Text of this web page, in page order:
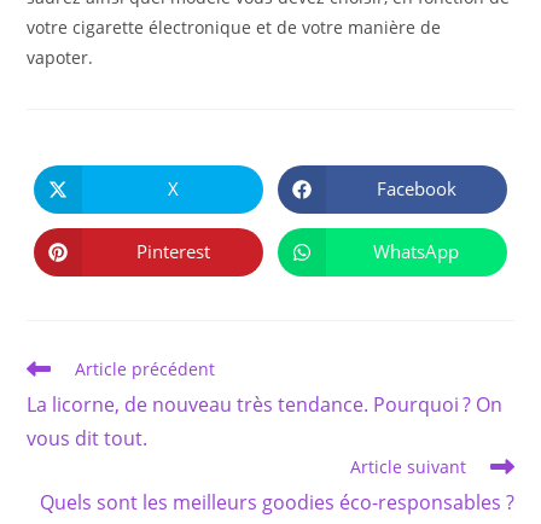
votre cigarette électronique et de votre manière de
vapoter.
CE
CONTENU
Ouvrir
dans
une
autre
fenêtre
X Ouvrir
dans
une
autre
fenêtre
Facebook
Ouvrir
dans
Pinterest Ouvrir
dans
WhatsApp
Read
articles
Article précédent
La licorne, de nouveau très tendance. Pourquoi ? On
vous dit tout.
Article suivant
Quels sont les meilleurs goodies éco-responsables ?